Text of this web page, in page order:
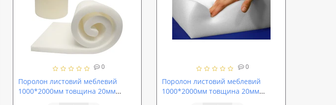
0
Поролон листовий меблевий
1000*2000мм товщина 20мм
0
Поролон листовий меблевий
1000*2000мм товщина 20мм